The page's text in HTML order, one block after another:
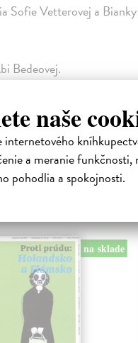
naše
internetového
a meranie
pohodlia a spokojnosti.
Sofie Vetterovej a
Bedeovej.
na sklade